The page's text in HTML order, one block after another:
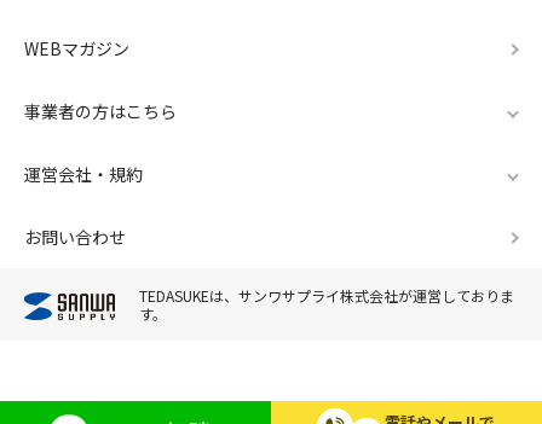
WEBマガジン
事業者の方はこちら
運営会社・規約
お問い合わせ
TEDASUKEは、サンワサプライ株式会社が運営しておりま
す。